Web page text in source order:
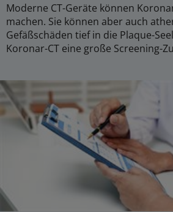
Moderne CT-Geräte können
machen. Sie können aber auch
Gefäßschäden tief in die Plaque-
Koronar-CT eine große Screening-